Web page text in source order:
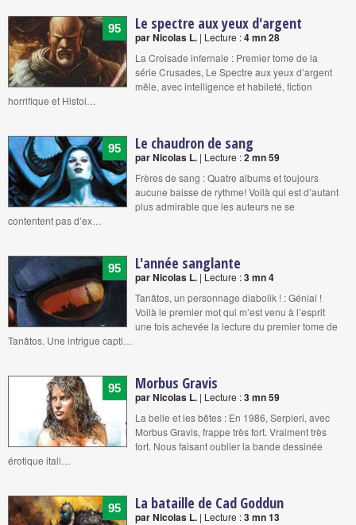
95 Le spectre aux yeux d'argent
par Nicolas L. | Lecture :4 mn 28
La Croisade infernale : Premier tome de la
série Crusades, Le Spectre aux yeux d’argent
mêle, avec intelligence et habileté, fiction
horrifique et Histoi…
95 Le chaudron de sang
par Nicolas L. | Lecture :2 mn 59
Frères de sang : Quatre albums et toujours
aucune baisse de rythme! Voilà qui est d’autant
plus admirable que les auteurs ne se
contentent pas d’ex…
95 L'année sanglante
par Nicolas L. | Lecture :3 mn 4
Tanâtos, un personnage diabolik ! : Génial !
Voilà le premier mot qui m’est venu à l’esprit
une fois achevée la lecture du premier tome de
Tanâtos. Une intrigue capti…
95 Morbus Gravis
par Nicolas L. | Lecture :3 mn 59
La belle et les bêtes : En 1986, Serpieri, avec
Morbus Gravis, frappe très fort. Vraiment très
fort. Nous faisant oublier la bande dessinée
érotique itali…
95 La bataille de Cad Goddun
par Nicolas L. | Lecture :3 mn 13